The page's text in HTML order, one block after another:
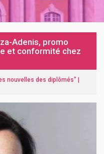
Adenis, promo
et conformité chez
nouvelles des diplômés" |